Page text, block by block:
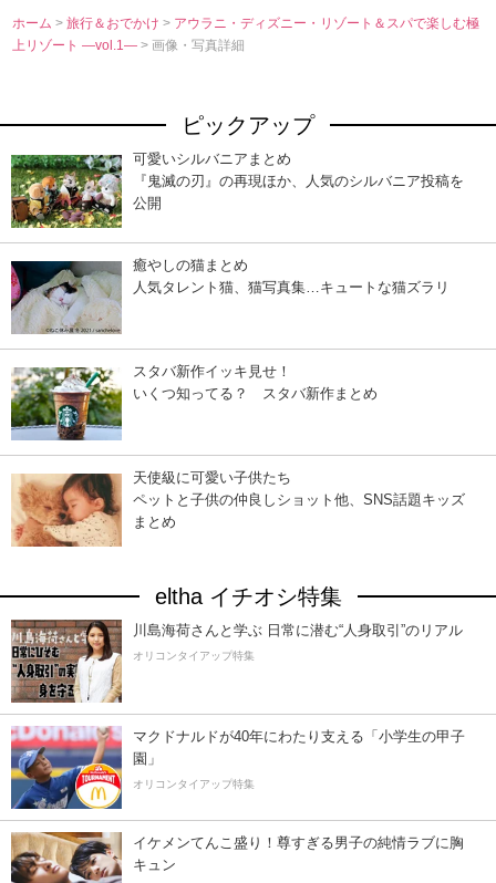
ホーム >旅行＆おでかけ> アウラニ・ディズニー・リゾート＆スパで楽しむ極
上リゾート ―vol.1―> 画像・写真詳細
ピックアップ
可愛いシルバニアまとめ
『鬼滅の刃』の再現ほか、人気のシルバニア投稿を
公開
癒やしの猫まとめ
人気タレント猫、猫写真集…キュートな猫ズラリ
スタバ新作イッキ見せ！
いくつ知ってる？ スタバ新作まとめ
天使級に可愛い子供たち
ペットと子供の仲良しショット他、SNS話題キッズ
まとめ
eltha イチオシ特集
川島海荷さんと学ぶ 日常に潜む“人身取引”のリアル
オリコンタイアップ特集
マクドナルドが40年にわたり支える「小学生の甲子
園」
オリコンタイアップ特集
イケメンてんこ盛り！尊すぎる男子の純情ラブに胸
キュン